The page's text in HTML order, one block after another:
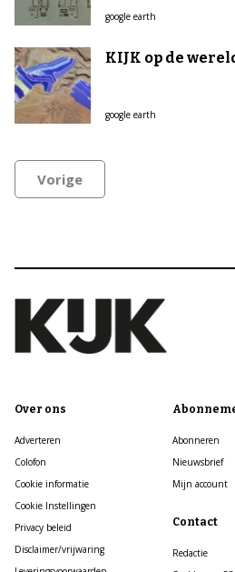
google earth
KIJK op de
google earth
Vorige
Over ons
Adverteren
Colofon
Cookie informatie
Cookie Instellingen
Privacy beleid
Disclaimer/vrijwaring
Abonneren
Nieuwsbrief
Mijn account
Contact
Redactie